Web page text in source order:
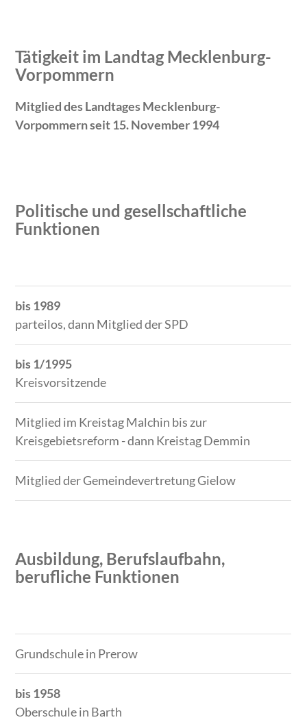
Tätigkeit im Landtag Mecklenburg-
Vorpommern
Mitglied des Landtages Mecklenburg-
Vorpommern seit 15. November 1994
Politische und gesellschaftliche
Funktionen
Zeitraum
Tätigkeit
bis 1989
parteilos, dann Mitglied der SPD
bis 1/1995
Kreisvorsitzende
Mitglied im Kreistag Malchin bis zur
Kreisgebietsreform - dann Kreistag Demmin
Mitglied der Gemeindevertretung Gielow
Ausbildung, Berufslaufbahn,
berufliche Funktionen
Zeitraum
Tätigkeit
Grundschule in Prerow
bis 1958
Oberschule in Barth